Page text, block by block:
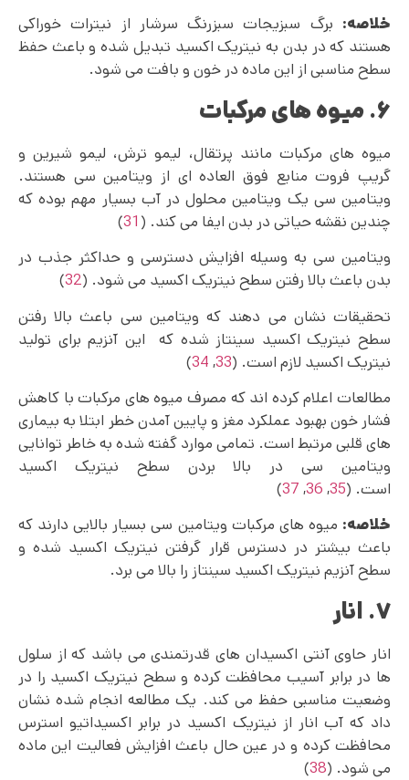
خلاصه: برگ سبزیجات سبزرنگ سرشار از نیترات خوراکی
هستند که در بدن به نیتریک اکسید تبدیل شده و باعث حفظ
سطح مناسبی از این ماده در خون و بافت می شود.
۶. میوه های مرکبات
میوه های مرکبات مانند پرتقال، لیمو ترش، لیمو شیرین و
گریپ‌ فروت منابع فوق العاده ای از ویتامین سی هستند.
ویتامین سی یک ویتامین محلول در آب بسیار مهم بوده که
چندین نقشه حیاتی در بدن ایفا می‌ کند. ( 31
)
ویتامین سی به وسیله افزایش دسترسی و حداکثر جذب در
بدن باعث بالا رفتن سطح نیتریک اکسید می شود. (32
)
تحقیقات نشان می دهند که ویتامین سی باعث بالا رفتن
سطح نیتریک اکسید سینتاز شده که این آنزیم برای تولید
نیتریک اکسید لازم است. (33
,
34
)
مطالعات اعلام کرده اند که مصرف میوه های مرکبات با کاهش
فشار خون بهبود عملکرد مغز و پایین آمدن خطر ابتلا به بیماری
های قلبی مرتبط است. تمامی موارد گفته شده به خاطر توانایی
ویتامین سی در بالا بردن سطح نیتریک اکسید
است. (35
,
36
,
37
)
خلاصه: میوه های مرکبات ویتامین سی بسیار بالایی دارند که
باعث بیشتر در دسترس قرار گرفتن نیتریک اکسید شده و
سطح آنزیم نیتریک اکسید سینتاز را بالا می برد.
۷. انار
انار حاوی آنتی اکسیدان های قدرتمندی می باشد که از سلول
ها در برابر آسیب محافظت کرده و سطح نیتریک اکسید را در
وضعیت مناسبی حفظ می‌ کند. یک مطالعه انجام شده نشان
داد که آب انار از نیتریک اکسید در برابر اکسیداتیو استرس
محافظت کرده و در عین حال باعث افزایش فعالیت این ماده
می شود. (38
)